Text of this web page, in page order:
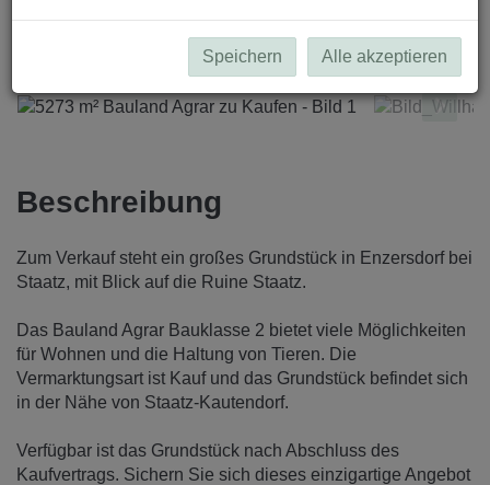
Beschreibung
Zum Verkauf steht ein großes Grundstück in Enzersdorf bei
Staatz, mit Blick auf die Ruine Staatz.
Das Bauland Agrar Bauklasse 2 bietet viele Möglichkeiten
für Wohnen und die Haltung von Tieren. Die
Vermarktungsart ist Kauf und das Grundstück befindet sich
in der Nähe von Staatz-Kautendorf.
Verfügbar ist das Grundstück nach Abschluss des
Kaufvertrags. Sichern Sie sich dieses einzigartige Angebot
Speichern Alle akzeptieren